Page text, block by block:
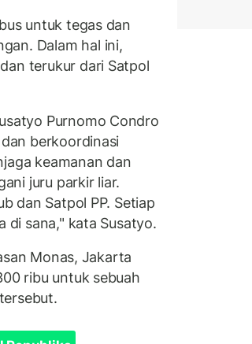
untuk tegas dan
Dalam hal ini,
terukur dari Satpol
Purnomo Condro
berkoordinasi
keamanan dan
juru parkir liar.
dan Satpol PP. Setiap
di sana," kata Susatyo.
Monas, Jakarta
ribu untuk sebuah